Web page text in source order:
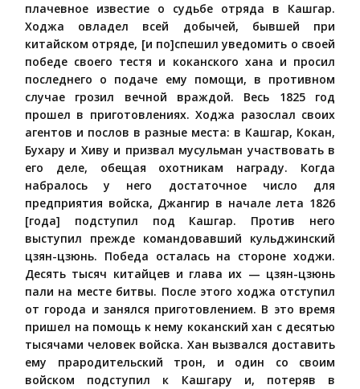
плачевное известие о судьбе отряда в Кашгар.
Ходжа овладел всей добычей, бывшей при
китайском отряде, [и по]спешил уведомить о своей
победе своего тестя и коканского хана и просил
последнего о подаче ему помощи, в противном
случае грозил вечной враждой. Весь 1825 год
прошел в приготовлениях. Ходжа разослал своих
агентов и послов в разные места: в Кашгар, Кокан,
Бухару и Хиву и призвал мусульман участвовать в
его деле, обещая охотникам награду. Когда
набралось у него достаточное число для
предприятия войска, Джангир в начале лета 1826
[года] подступил под Кашгар. Против него
выступил прежде командовавший кульджинский
цзян-цзюнь. Победа осталась на стороне ходжи.
Десять тысяч китайцев и глава их — цзян-цзюнь
пали на месте битвы. После этого ходжа отступил
от города и занялся приготовлением. В это время
пришел на помощь к нему коканский хан с десятью
тысячами человек войска. Хан вызвался доставить
ему прародительский трон, и один со своим
войском подступил к Кашгару и, потеряв в